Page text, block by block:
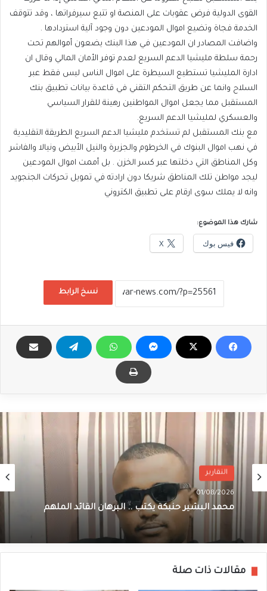
القوى الدولية فرض عقوبات على المنصة او تتبع سيرفراتها ، وقد تتوقف
الخدمة فجاة وتضيع اموال المودعين دون وجود آلية استردادها .
واضافت المصادر ان المودعين في هذا البنك يضعون أموالهم تحت
رحمة سلطة مليشيا الدعم السريع لعدم توفر الأمان المالي وقال ان
ادارة المليشيا تستطيع السيطرة على اموال الناس ليس فقط عبر
السلاح وانما عن طريق التحكم التقني في قاعدة بيانات تطبيق بنك
المستقبل مما يجعل اموال المواطنين رهينة للقرار السياسي
والعسكري لمليشيا الدعم السريع.
مع بنك المستقبل لم تستخدم مليشيا الدعم السريع الطريقة التقليدية
في نهب اموال البنوك في الخرطوم والجزيرة والنيل الأبيض ونيالا والفاشر
وكل المناطق التي دخلتها عبر كسر الخزن . بل أممت اموال المودعين
ليجد مواطن تلك المناطق شريكا دون ارادته في تمويل تحركات الجنجويد
وانه لا يملك سوى ارقام على تطبيق الكتروني
شارك هذا الموضوع:
فيس بوك X
نسخ الرابط
التقارير
01/08/2026
محمد البشير حنبكة يكتب .. البرهان القائد الملهم
مقالات ذات صلة